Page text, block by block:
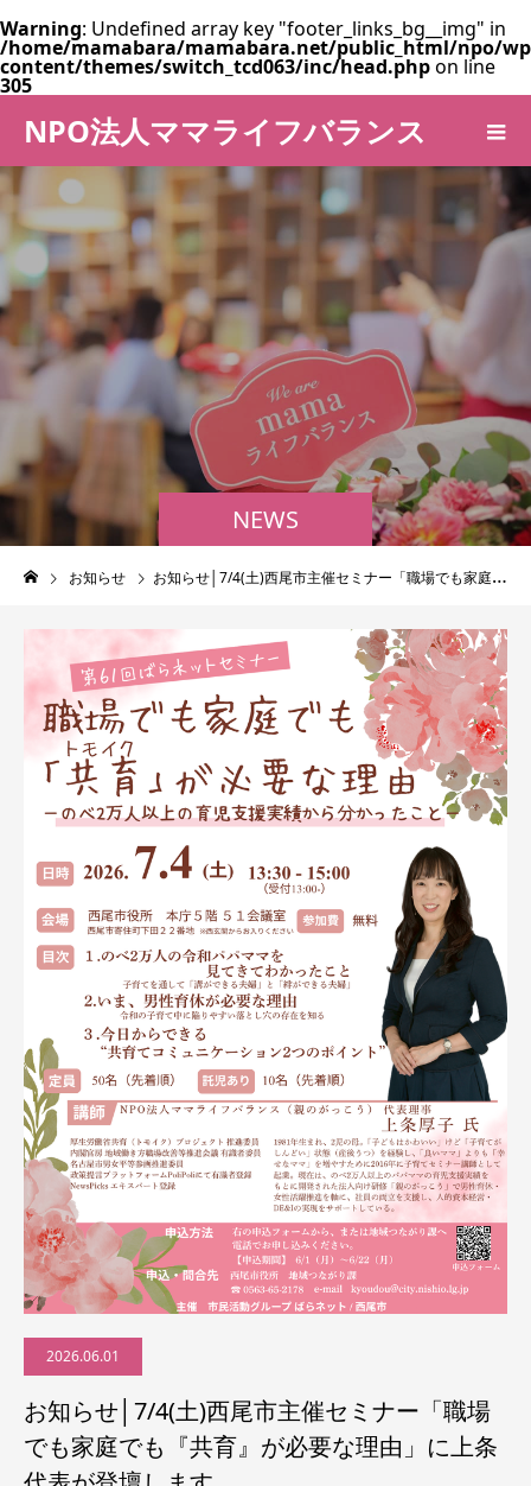
Warning: Undefined array key "footer_links_bg__img" in
/home/mamabara/mamabara.net/public_html/npo/
content/themes/switch_tcd063/inc/head.phpon line
305
NPO法人ママライフバランス
NEWS
お知らせ お知らせ│7/4(土)西尾市主催セミナー「職場でも家庭でも『共育』が必要な理由」に上条代表が登壇します
2026.06.01
お知らせ│7/4(土)西尾市主催セミナー「職場
でも家庭でも『共育』が必要な理由」に上条